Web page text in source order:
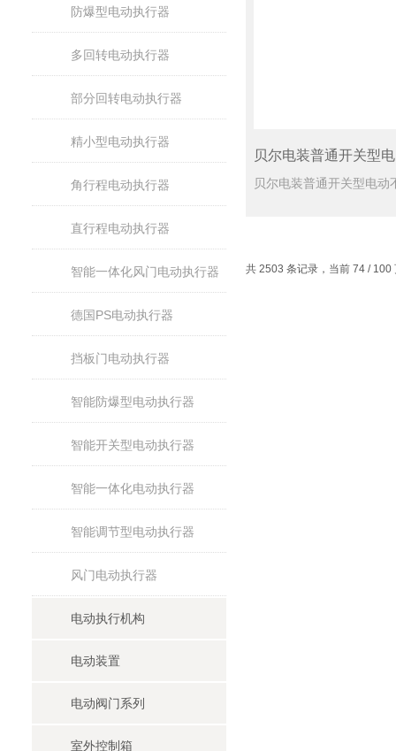
防爆型电动执行器
多回转电动执行器
部分回转电动执行器
精小型电动执行器
角行程电动执行器
直行程电动执行器
智能一体化风门电动执行器
德国PS电动执行器
挡板门电动执行器
智能防爆型电动执行器
智能开关型电动执行器
智能一体化电动执行器
智能调节型电动执行器
风门电动执行器
电动执行机构
电动装置
电动阀门系列
室外控制箱
共 2503 条记录，当前 74 /